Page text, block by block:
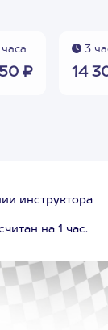
₽
3
14
инструктора
на 1 час.